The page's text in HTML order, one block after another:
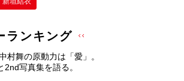
ランキング
村舞の原動力は「愛」。
2nd写真集を語る。